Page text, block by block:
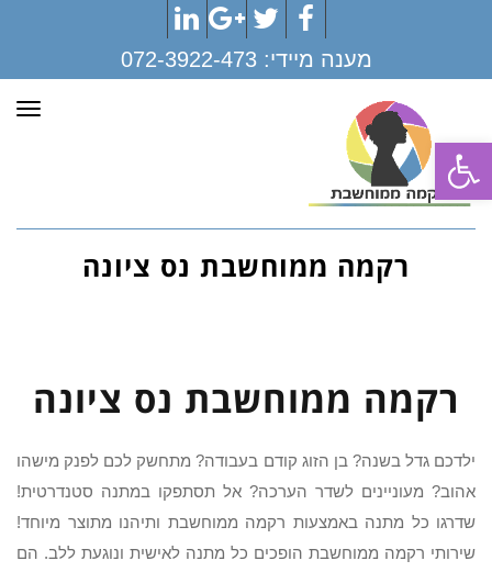
פתח סרגל נגישות
Facebook
Twitter
Google+
LinkedIn
מענה מיידי:072-3922-473
רקמה ממוחשבת נס ציונה
רקמה ממוחשבת נס ציונה
ילדכם גדל בשנה? בן הזוג קודם בעבודה? מתחשק לכם לפנק מישהו
אהוב? מעוניינים לשדר הערכה? אל תסתפקו במתנה סטנדרטית!
שדרגו כל מתנה באמצעות רקמה ממוחשבת ותיהנו מתוצר מיוחד!
שירותי רקמה ממוחשבת הופכים כל מתנה לאישית ונוגעת ללב. הם